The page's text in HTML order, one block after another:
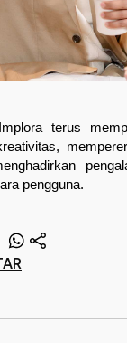
terus
pengguna.